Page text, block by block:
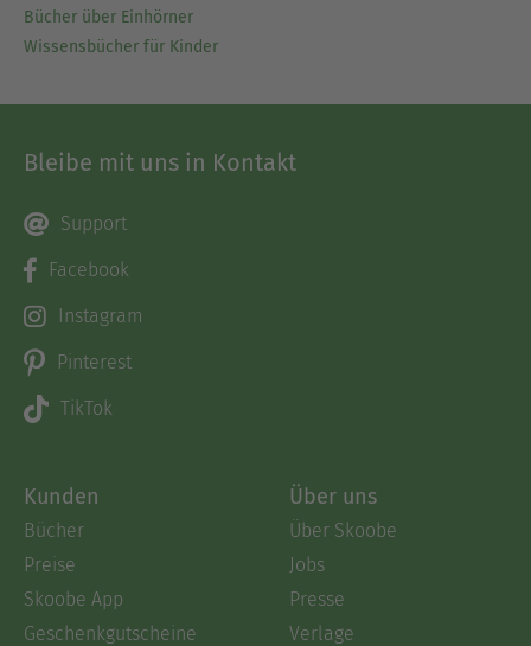
Bücher über Einhörner
Wissensbücher für Kinder
Bleibe mit uns in Kontakt
Support
Facebook
Instagram
Pinterest
TikTok
Kunden
Bücher
Preise
Skoobe App
Geschenkgutscheine
Über uns
Über Skoobe
Jobs
Presse
Verlage